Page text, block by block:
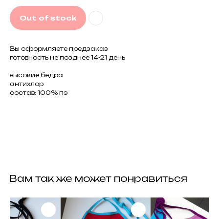
Out of stock
Вы оформляете предзаказ
готовность не позднее 14-21 день
высокие бедра
антихлор
состав: 100% пэ
контакты
задать вопрос следить за нами